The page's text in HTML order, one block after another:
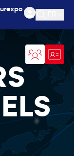
Ouvrir